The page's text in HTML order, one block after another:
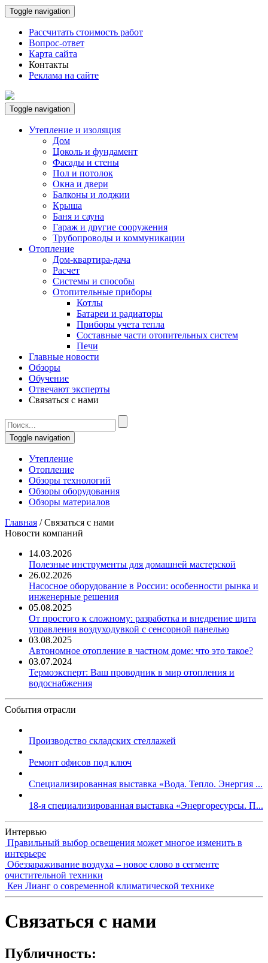
Toggle navigation
Рассчитать стоимость работ
Вопрос-ответ
Карта сайта
Контакты
Реклама на сайте
Toggle navigation
Утепление и изоляция
Дом
Цоколь и фундамент
Фасады и стены
Пол и потолок
Окна и двери
Балконы и лоджии
Крыша
Баня и сауна
Гараж и другие сооружения
Трубопроводы и коммуникации
Отопление
Дом-квартира-дача
Расчет
Системы и способы
Отопительные приборы
Котлы
Батареи и радиаторы
Приборы учета тепла
Составные части отопительных систем
Печи
Главные новости
Обзоры
Обучение
Отвечают эксперты
Связаться с нами
Toggle navigation
Утепление
Отопление
Обзоры технологий
Обзоры оборудования
Обзоры материалов
Главная /Связаться с нами
Новости компаний
14.03.2026
Полезные инструменты для домашней мастерской
26.02.2026
Насосное оборудование в России: особенности рынка и
инженерные решения
05.08.2025
От простого к сложному: разработка и внедрение щита
управления воздуходувкой с сенсорной панелью
03.08.2025
Автономное отопление в частном доме: что это такое?
03.07.2024
Термоэксперт: Ваш проводник в мир отопления и
водоснабжения
События отрасли
Производство складских стеллажей
Ремонт офисов под ключ
Специализированная выставка «Вода. Тепло. Энергия ...
18-я специализированная выставка «Энергоресурсы. П...
Интервью
Правильный выбор освещения может многое изменить в
интерьере
Обеззараживание воздуха – новое слово в сегменте
очистительной техники
Кен Лианг о современной климатической технике
Связаться с нами
Публичность: